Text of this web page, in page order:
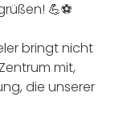
💪⚽️
bringt nicht
mit,
die unserer